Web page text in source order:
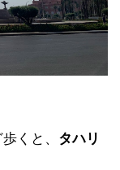
くと、 タハリ